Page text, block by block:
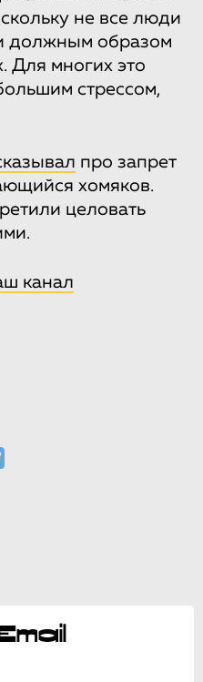
не все люди
должным образом
Для многих это
стрессом,
про запрет
хомяков.
целовать
канал